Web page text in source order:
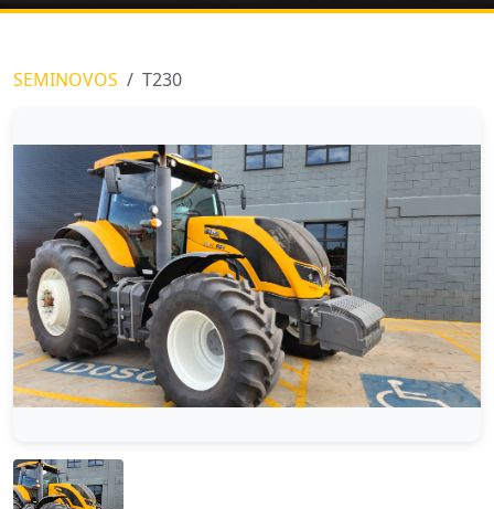
SEMINOVOS T230